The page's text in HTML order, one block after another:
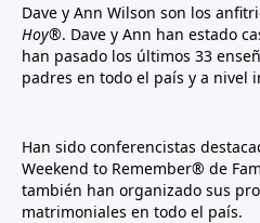
Dave y Ann Wilson son los
Hoy®. Dave y Ann han estado
han pasado los últimos 33
padres en todo el país y a nivel
Han sido conferencistas
Weekend to Remember® de
también han organizado sus
matrimoniales en todo el país.